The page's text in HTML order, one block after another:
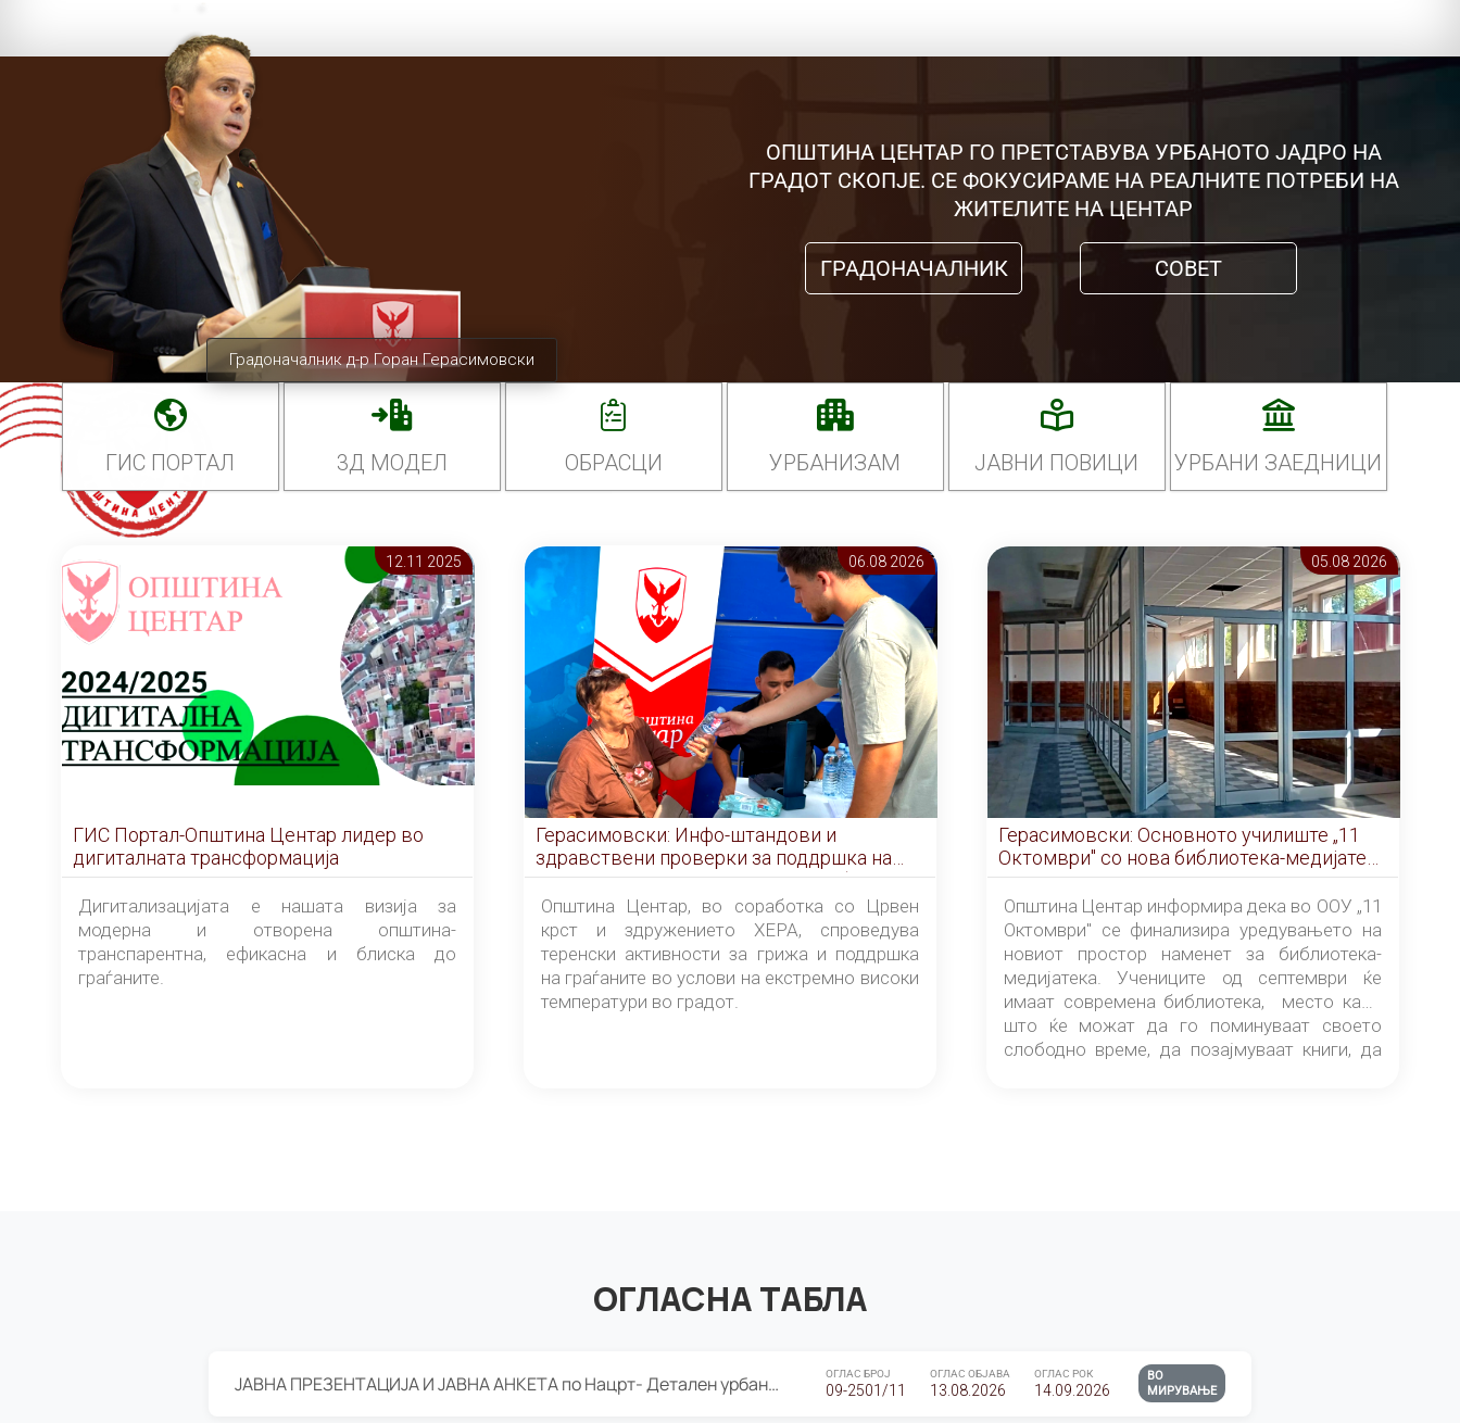
Градоначалник д-р Горан Герасимовски
ОПШТИНА ЦЕНТАР ГО ПРЕТСТАВУВА УРБАНОТО ЈАДРО НА
ГРАДОТ СКОПЈЕ. СЕ ФОКУСИРАМЕ НА РЕАЛНИТЕ ПОТРЕБИ НА
ЖИТЕЛИТЕ НА ЦЕНТАР
ГРАДОНАЧАЛНИК СОВЕТ
ГИС ПОРТАЛ 3Д МОДЕЛ ОБРАСЦИ УРБАНИЗАМ ЈАВНИ ПОВИЦИ УРБАНИ ЗАЕДНИЦИ
12.11 2025
ГИС Портал-Општина Центар лидер во
дигиталната трансформација
Дигитализацијата е нашата визија за
модерна и отворена општина-
транспарентна, ефикасна и блиска до
граѓаните.
06.08 2026
Герасимовски: Инфо-штандови и
здравствени проверки за поддршка на
граѓаните во услови на топлотен бран
Општина Центар, во соработка со Црвен
крст и здружението ХЕРА, спроведува
теренски активности за грижа и поддршка
на граѓаните во услови на екстремно високи
температури во градот.
05.08 2026
Герасимовски: Основното училиште „11
Октомври" со нова библиотека-медијатека
од септември
Општина Центар информира дека во ООУ „11
Октомври" се финализира уредувањето на
новиот простор наменет за библиотека-
медијатека. Учениците од септември ќе
имаат современа библиотека, место каде
што ќе можат да го поминуваат своето
слободно време, да позајмуваат книги, да
ОГЛАСНА ТАБЛА
ЈАВНА ПРЕЗЕНТАЦИЈА И ЈАВНА АНКЕТА по Нацрт- Детален урбанистички план Градска четврт Ј 05- Барутана, Општина Центар- Скопје, плански период 2025-2030 ОГЛАС БРОЈ
09-2501/11
ОГЛАС ОБЈАВА
13.08.2026
ОГЛАС РОК
14.09.2026
ВО
МИРУВАЊЕ